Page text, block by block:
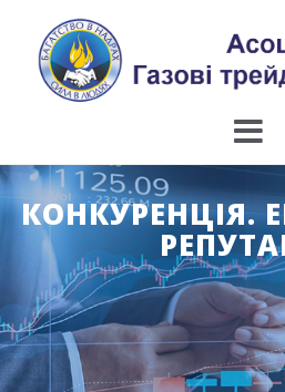
content
КОНКУРЕНЦІЯ.